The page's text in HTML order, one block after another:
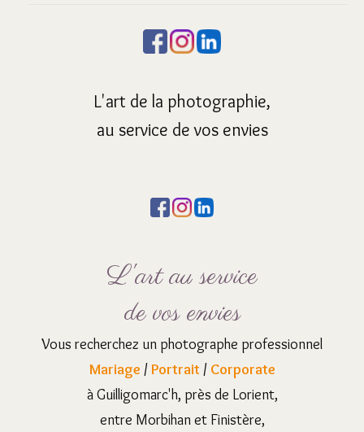
L'art de la photographie,
au service de vos envies
L'art au service
de vos envies
Vous recherchez un photographe professionnel
Mariage /Portrait / Corporate
à Guilligomarc'h, près de Lorient,
entre Morbihan et Finistère,